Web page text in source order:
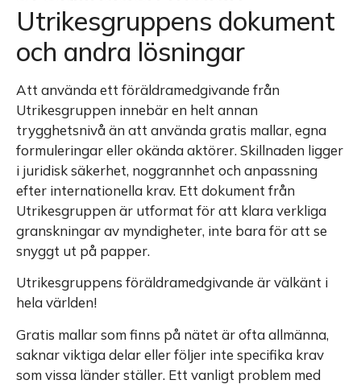
Utrikesgruppens dokument
och andra lösningar
Att använda ett föräldramedgivande från
Utrikesgruppen innebär en helt annan
trygghetsnivå än att använda gratis mallar, egna
formuleringar eller okända aktörer. Skillnaden ligger
i juridisk säkerhet, noggrannhet och anpassning
efter internationella krav. Ett dokument från
Utrikesgruppen är utformat för att klara verkliga
granskningar av myndigheter, inte bara för att se
snyggt ut på papper.
Utrikesgruppens föräldramedgivande är välkänt i
hela världen!
Gratis mallar som finns på nätet är ofta allmänna,
saknar viktiga delar eller följer inte specifika krav
som vissa länder ställer. Ett vanligt problem med